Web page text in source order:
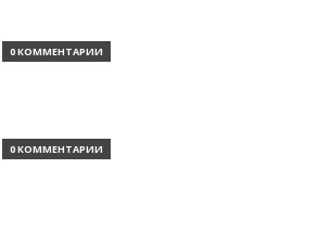
0 КОММЕНТАРИИ
0 КОММЕНТАРИИ